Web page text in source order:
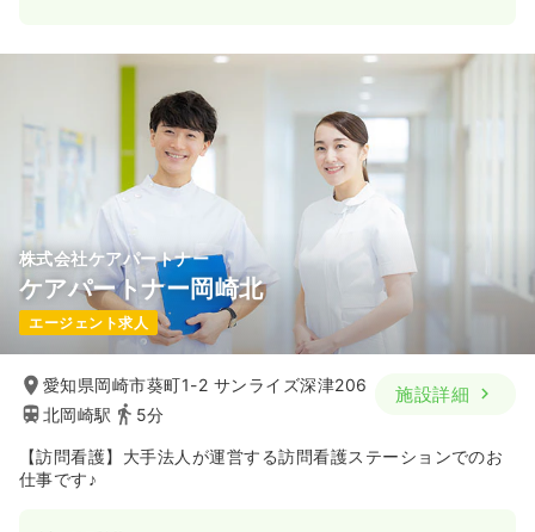
株式会社ケアパートナー
ケアパートナー岡崎北
エージェント求人
愛知県岡崎市葵町1-2 サンライズ深津206
北岡崎駅
5分
施設詳細
【訪問看護】大手法人が運営する訪問看護ステーションでのお
仕事です♪